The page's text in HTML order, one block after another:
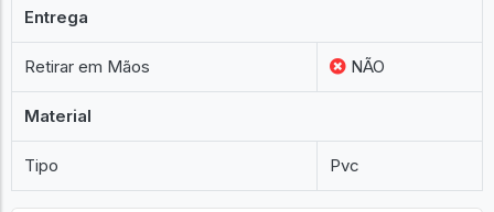
Entrega
Retirar em Mãos NÃO
Material
Tipo Pvc